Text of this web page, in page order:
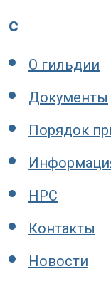
c
О гильдии
Документы
Порядок
НРС
Контакты
Новости